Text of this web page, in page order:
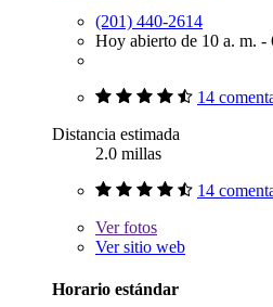
(201) 440-2614
Hoy abierto de 10 a. m. -
14
Distancia estimada
2.0 millas
14
Verfotos
Ver sitio web
Horario estándar